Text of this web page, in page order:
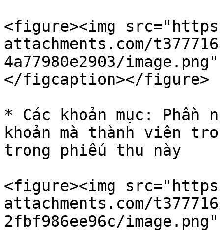
<figure><img
attachments.com/
4a77980e2903/
</figcaption></figure>
* Các khoản mục:
khoản mà thành viên
trong phiếu thu này
<figure><img
attachments.com/
2fbf986ee96c/